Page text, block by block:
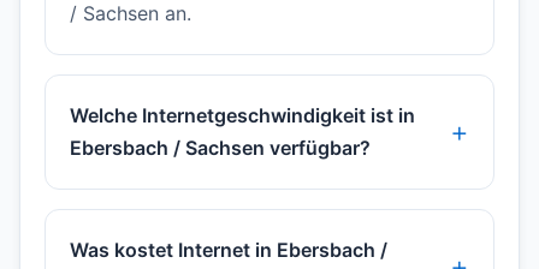
/ Sachsen an.
Welche Internetgeschwindigkeit ist in
Ebersbach / Sachsen verfügbar?
Was kostet Internet in Ebersbach /